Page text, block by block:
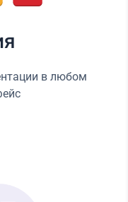
в любом